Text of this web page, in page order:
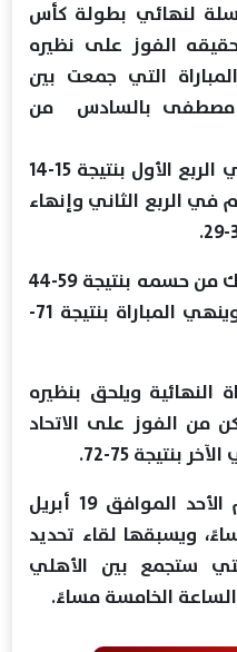
لنهائي بطولة كأس
الفوز على نظيره
71-60 في المباراة التي جمعت بين
مصطفى بالسادس من
وتمكن الزمالك من التقدم في الربع الأول بنتيجة 15-14
الربع الثاني وإنهاء
وفي الربع الثالث تمكن الزمالك من حسمه بنتيجة 59-44
قبل أن يحافظ على تفوقه وينهي المباراة بنتيجة 71-
النهائية ويلحق بنظيره
من الفوز على الاتحاد
بنتيجة 75-72.
وتُقام المباراة النهائية يوم الأحد الموافق 19 أبريل
ويسبقها لقاء تحديد
ستجمع بين الأهلي
الخامسة مساءً.